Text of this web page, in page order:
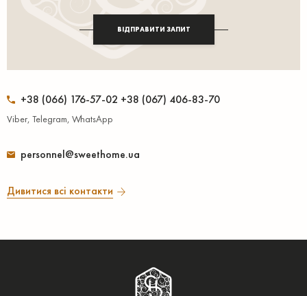
+38 (066) 176-57-02 +38 (067) 406-83-70
Viber, Telegram, WhatsApp
personnel@sweethome.ua
Дивитися всі контакти
ВІДПРАВИТИ ЗАПИТ